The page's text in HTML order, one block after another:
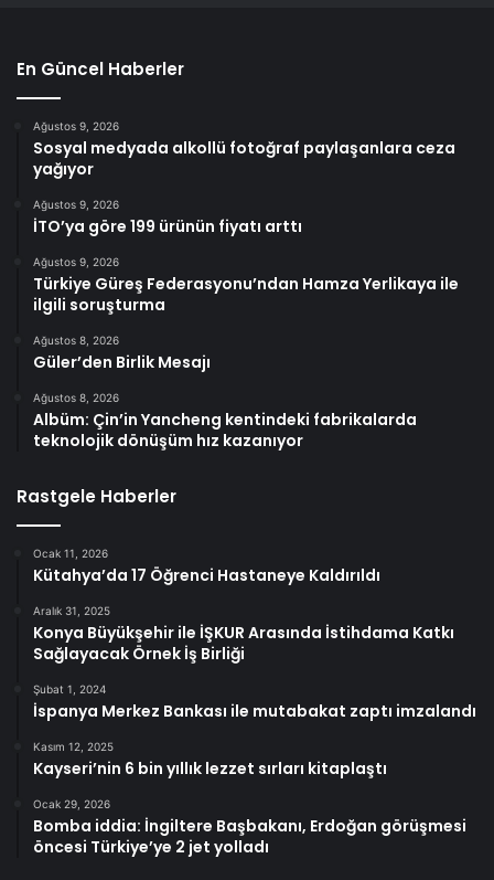
En Güncel Haberler
Ağustos 9, 2026
Sosyal medyada alkollü fotoğraf paylaşanlara ceza
yağıyor
Ağustos 9, 2026
İTO’ya göre 199 ürünün fiyatı arttı
Ağustos 9, 2026
Türkiye Güreş Federasyonu’ndan Hamza Yerlikaya ile
ilgili soruşturma
Ağustos 8, 2026
Güler’den Birlik Mesajı
Ağustos 8, 2026
Albüm: Çin’in Yancheng kentindeki fabrikalarda
teknolojik dönüşüm hız kazanıyor
Rastgele Haberler
Ocak 11, 2026
Kütahya’da 17 Öğrenci Hastaneye Kaldırıldı
Aralık 31, 2025
Konya Büyükşehir ile İŞKUR Arasında İstihdama Katkı
Sağlayacak Örnek İş Birliği
Şubat 1, 2024
İspanya Merkez Bankası ile mutabakat zaptı imzalandı
Kasım 12, 2025
Kayseri’nin 6 bin yıllık lezzet sırları kitaplaştı
Ocak 29, 2026
Bomba iddia: İngiltere Başbakanı, Erdoğan görüşmesi
öncesi Türkiye’ye 2 jet yolladı